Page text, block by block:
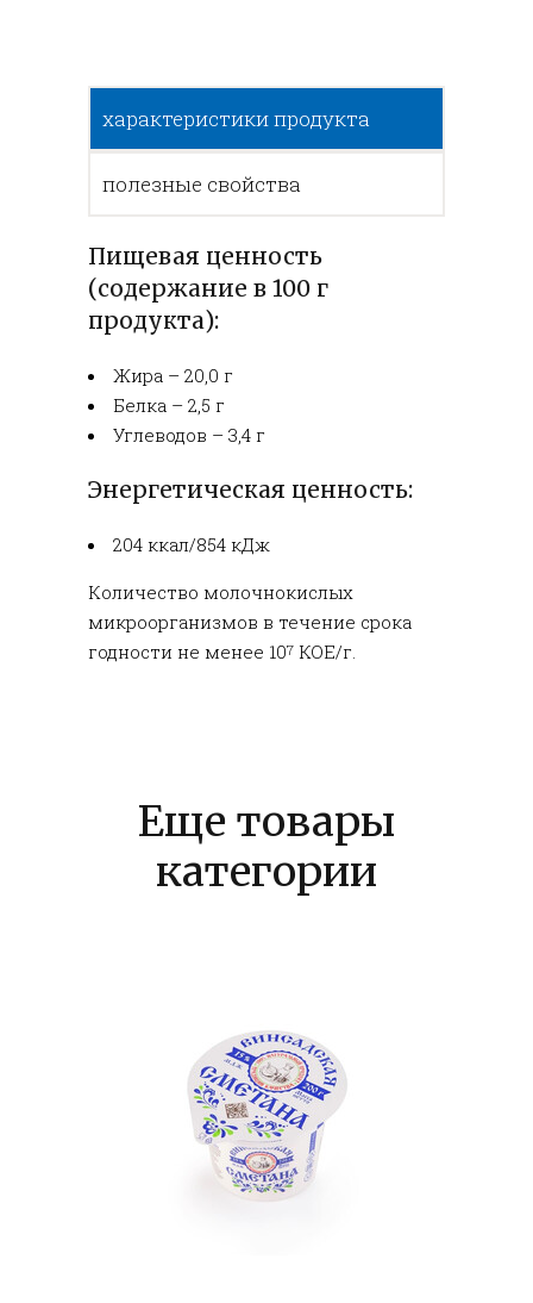
характеристики продукта
полезные свойства
Пищевая ценность
(содержание в 100 г
продукта):
Жира – 20,0 г
Белка – 2,5 г
Углеводов – 3,4 г
Энергетическая ценность:
204 ккал/854 кДж
Количество молочнокислых
микроорганизмов в течение срока
годности не менее 107 КОЕ/г.
Еще товары
категории